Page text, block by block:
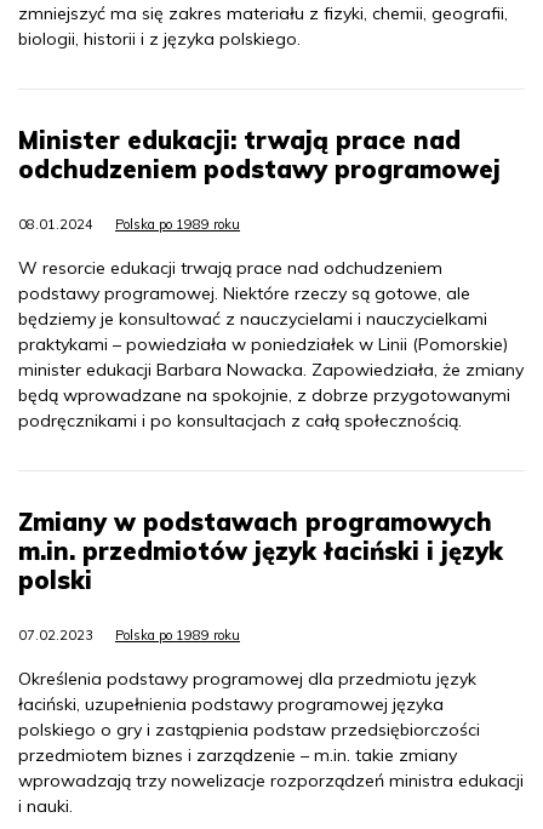
zmniejszyć ma się zakres materiału z fizyki, chemii, geografii,
biologii, historii i z języka polskiego.
Minister edukacji: trwają prace nad
odchudzeniem podstawy programowej
08.01.2024 Polska po 1989 roku
W resorcie edukacji trwają prace nad odchudzeniem
podstawy programowej. Niektóre rzeczy są gotowe, ale
będziemy je konsultować z nauczycielami i nauczycielkami
praktykami – powiedziała w poniedziałek w Linii (Pomorskie)
minister edukacji Barbara Nowacka. Zapowiedziała, że zmiany
będą wprowadzane na spokojnie, z dobrze przygotowanymi
podręcznikami i po konsultacjach z całą społecznością.
Zmiany w podstawach programowych
m.in. przedmiotów język łaciński i język
polski
07.02.2023 Polska po 1989 roku
Określenia podstawy programowej dla przedmiotu język
łaciński, uzupełnienia podstawy programowej języka
polskiego o gry i zastąpienia podstaw przedsiębiorczości
przedmiotem biznes i zarządzenie – m.in. takie zmiany
wprowadzają trzy nowelizacje rozporządzeń ministra edukacji
i nauki.